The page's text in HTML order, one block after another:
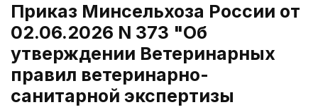
Приказ Минсельхоза России от
02.06.2026 N 373 "Об
утверждении Ветеринарных
правил ветеринарно-
санитарной экспертизы